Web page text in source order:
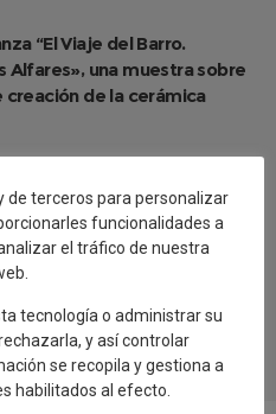
“El Viaje del Barro.
Alfares», una muestra sobre
creación de la cerámica
las Santas Alfareras 2026
con una ruta turística
el patrimonio y el Museo
de Luna
de terceros para personalizar
funcionalidades a
el tráfico de nuestra
tecnología o administrar su
y así controlar
se recopila y gestiona a
habilitados al efecto.